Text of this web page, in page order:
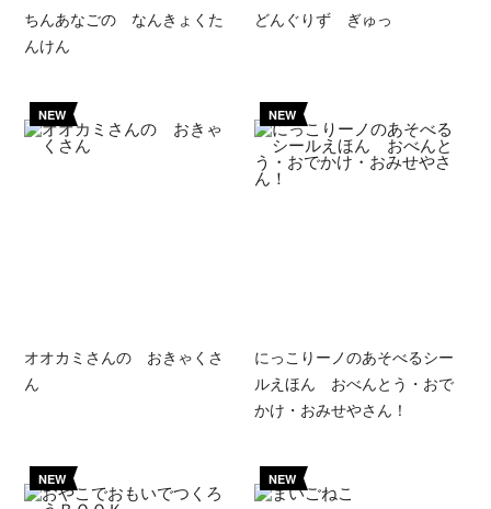
ちんあなごの なんきょくた
んけん
どんぐりず ぎゅっ
NEW
オオカミさんの おきゃくさ
ん
NEW
にっこりーノのあそべるシー
ルえほん おべんとう・おで
かけ・おみせやさん！
NEW NEW